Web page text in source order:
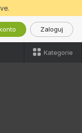
Zaloguj
Kategorie